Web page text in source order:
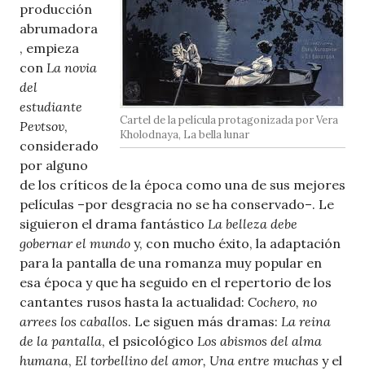
Cartel de la película protagonizada por Vera
Kholodnaya, La bella lunar
producción
abrumadora
, empieza
con La novia
del
estudiante
Pevtsov,
considerado
por alguno
de los críticos de la época como una de sus mejores
películas –por desgracia no se ha conservado–. Le
siguieron el drama fantástico La belleza debe
gobernar el mundo y, con mucho éxito, la adaptación
para la pantalla de una romanza muy popular en
esa época y que ha seguido en el repertorio de los
cantantes rusos hasta la actualidad: Cochero, no
arrees los caballos. Le siguen más dramas: La reina
de la pantalla, el psicológico Los abismos del alma
humana, El torbellino del amor, Una entre muchas y el